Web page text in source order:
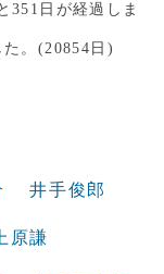
351日が経過しま
。(20854日)
井手俊郎
上原謙